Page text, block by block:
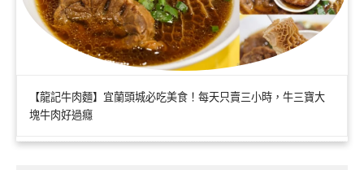
【龍記牛肉麵】宜蘭頭城必吃美食！每天只賣三小時，牛三寶大
塊牛肉好過癮